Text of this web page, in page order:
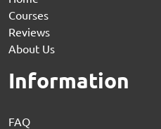
Courses
Reviews
About Us
Information
FAQ